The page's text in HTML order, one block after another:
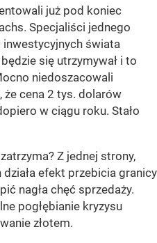
już pod koniec
Specjaliści jednego
inwestycyjnych świata
się utrzymywał i to
niedoszacowali
że cena 2 tys. dolarów
w ciągu roku. Stało
Z jednej strony,
efekt przebicia granicy
nagła chęć sprzedaży.
pogłębianie kryzysu
złotem.